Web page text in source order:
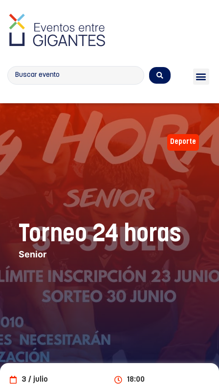
Torneo 24 horas
Senior
Deporte
3 / julio 18:00